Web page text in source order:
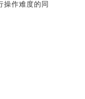
操作难度的同